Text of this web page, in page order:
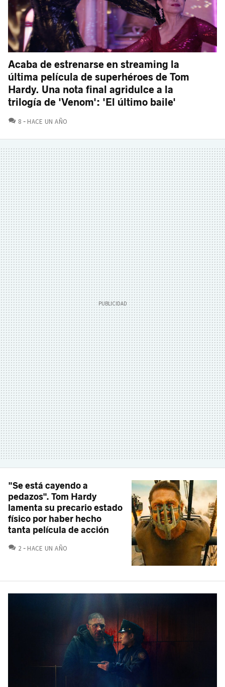
Acaba de estrenarse en streaming la
última película de superhéroes de Tom
Hardy. Una nota final agridulce a la
trilogía de 'Venom': 'El último baile'
8 COMENTARIOS
HACE UN AÑO
"Se está cayendo a
pedazos". Tom Hardy
lamenta su precario estado
físico por haber hecho
tanta película de acción
2 COMENTARIOS
HACE UN AÑO